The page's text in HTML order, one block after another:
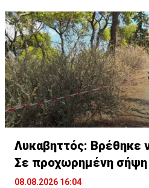
Λυκαβηττός: Βρέθηκε
Σε προχωρημένη σήψη
08.08.2026 16:04